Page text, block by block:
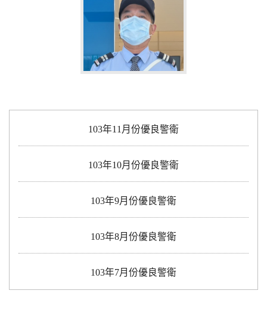
103年11月份優良警衛
103年10月份優良警衛
103年9月份優良警衛
103年8月份優良警衛
103年7月份優良警衛